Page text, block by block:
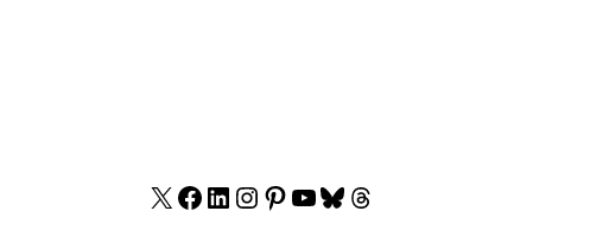
X Facebook
LinkedIn
Instagram
Pinterest
YouTube
Bluesky
Threads